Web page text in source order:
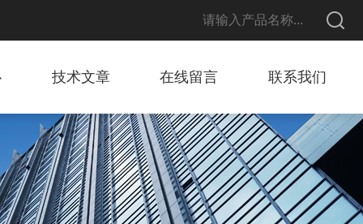
技术文章 在线留言 联系我们